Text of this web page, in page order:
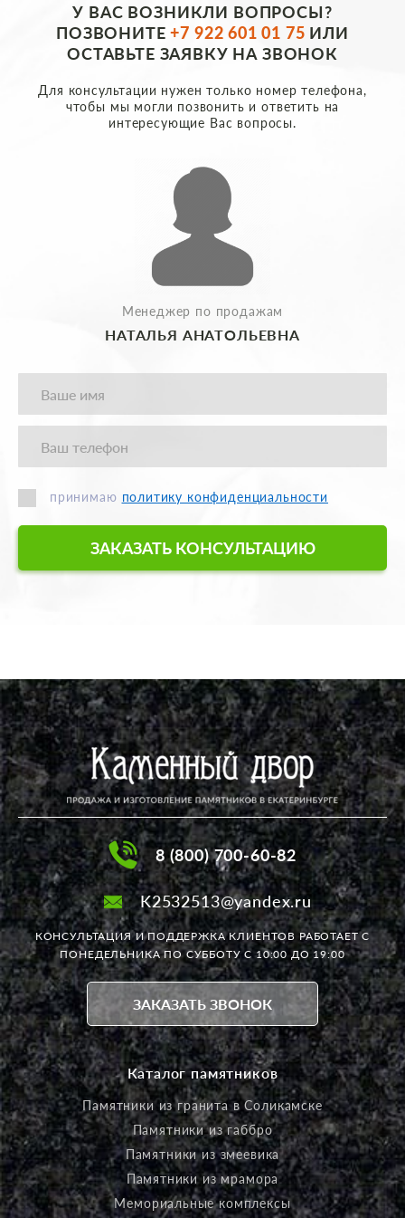
У ВАС ВОЗНИКЛИ ВОПРОСЫ?
ПОЗВОНИТЕ+7 922 601 01 75 ИЛИ
ОСТАВЬТЕ ЗАЯВКУ НА ЗВОНОК
Для консультации нужен только номер телефона,
чтобы мы могли позвонить и ответить на
интересующие Вас вопросы.
Менеджер по продажам
НАТАЛЬЯ АНАТОЛЬЕВНА
принимаю политику конфиденциальности
ЗАКАЗАТЬ КОНСУЛЬТАЦИЮ
8 (800) 700-60-82
K2532513@yandex.ru
КОНСУЛЬТАЦИЯ И ПОДДЕРЖКА КЛИЕНТОВ РАБОТАЕТС
ПОНЕДЕЛЬНИКА ПО СУББОТУ С 10:00 ДО 19:00
ЗАКАЗАТЬ ЗВОНОК
Каталог памятников
Памятники из гранита в Соликамске
Памятники из габбро
Памятники из змеевика
Памятники из мрамора
Мемориальные комплексы